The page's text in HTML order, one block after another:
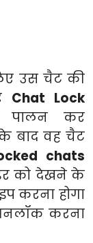
उस चैट की
Chat Lock
पालन कर
बाद वह चैट
chats
को देखने के
करना होगा
करना